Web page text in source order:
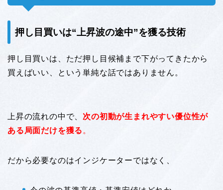
押し目買いは“上昇波の途中”を獲る技術
押し目買いは、ただ押し目候補まで下がってきたから
買えばいい、という単純な話ではありません。
上昇の流れの中で、 次の初動が生まれやすい優位性が
ある局面だけを獲る 。
だから必要なのはインジケーターではなく、